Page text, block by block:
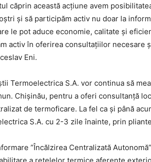
căprin această acțiune avem
și să participăm activ nu doar la
le pot aduce economie, calitate și
activ în oferirea consultațiilor necesare
Eni.
Termoelectrica S.A. vor continua să
Chișinău, pentru a oferi consultanță
de termoficare. La fel ca și până
S.A. cu 2-3 zile înainte, prin
”Încălzirea Centralizată